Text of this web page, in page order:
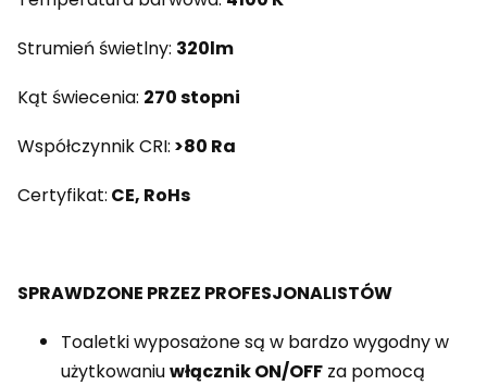
Strumień świetlny: 320lm
Kąt świecenia: 270 stopni
Współczynnik CRI: >80 Ra
Certyfikat: CE, RoHs
SPRAWDZONE PRZEZ PROFESJONALISTÓW
Toaletki wyposażone są w bardzo wygodny w
użytkowaniuwłącznik ON/OFF za pomocą